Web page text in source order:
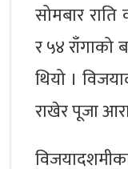
सोमबार
र ५४ राँगाको
थियो ।
राखेर पूजा